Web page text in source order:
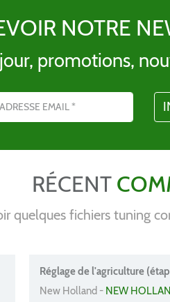
NOTRE
promotions,
RÉCENT
quelques fichiers tuning
Réglage de l'agriculture
New Holland - NEW